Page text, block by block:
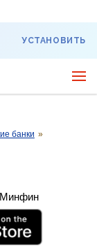
УСТАНОВИТЬ
банки »
Минфин